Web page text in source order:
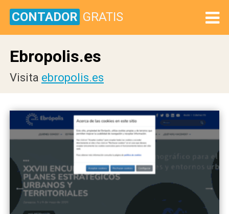
CONTADOR GRATIS
Ebropolis.es
Visita ebropolis.es